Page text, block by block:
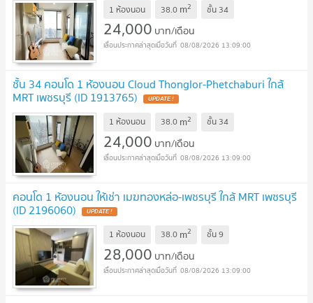
1 ห้องนอน 38.0 m2 ชั้น 34
24,000 บาท/เดือน
08/08/2026 13:09:00
ชั้น 34 คอนโด 1 ห้องนอน Cloud Thonglor-Phetchaburi ใกล้
MRT เพชรบุรี (ID 1913765)
1 ห้องนอน 38.0 m2 ชั้น 34
24,000 บาท/เดือน
08/08/2026 13:09:00
คอนโด 1 ห้องนอน ให้เช่า เมฆทองหล่อ-เพชรบุรี ใกล้ MRT เพชรบุรี
(ID 2196060)
1 ห้องนอน 38.0 m2 ชั้น9
28,000 บาท/เดือน
08/08/2026 13:09:00